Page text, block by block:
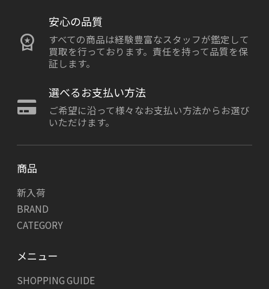
安心の品質
すべての商品は経験豊富なスタッフが鑑定して
買取を行っております。責任を持って品質を保
証します。
選べるお支払い方法
ご希望に沿って様々なお支払い方法からお選び
いただけます。
商品
新入荷
BRAND
CATEGORY
メニュー
SHOPPING GUIDE